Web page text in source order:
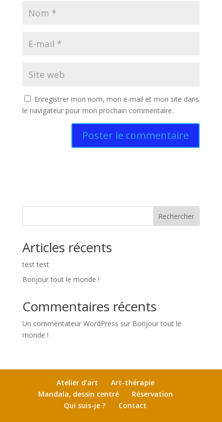
Enregistrer mon nom, mon e-mail et mon site dans
le navigateur pour mon prochain commentaire.
Rechercher
Articles récents
test test
Bonjour tout le monde !
Commentaires récents
Un commentateur WordPress sur Bonjour tout le
monde !
Atelier d’art
Art-thérapie
Mandala, dessin centré
Réservation
Qui suis-je ?
Contact